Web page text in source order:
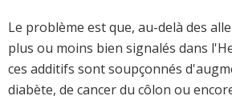
Le problème est que, au-delà des
plus ou moins bien signalés dans
ces additifs sont soupçonnés
diabète, de cancer du côlon ou